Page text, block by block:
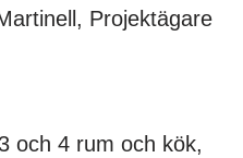
Projektägare
och 4 rum och kök,